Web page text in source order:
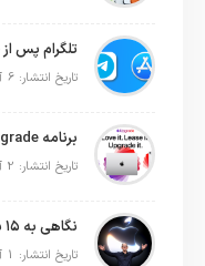
تلگرام پس
تاریخ انتشار: 6 آگوست 2026
تاریخ انتشار: 2 آگوست 2026
نگاهی به ۱۵ سال مدیریت تیم کوک در اپل
تاریخ انتشار: 1 آگوست 2026